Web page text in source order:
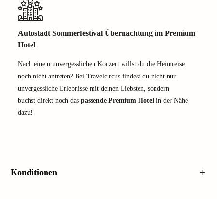
Autostadt Sommerfestival Übernachtung im Premium
Hotel
Nach einem unvergesslichen Konzert willst du die Heimreise
noch nicht antreten? Bei Travelcircus findest du nicht nur
unvergessliche Erlebnisse mit deinen Liebsten, sondern
buchst direkt noch das passende Premium Hotel in der Nähe
dazu!
Konditionen